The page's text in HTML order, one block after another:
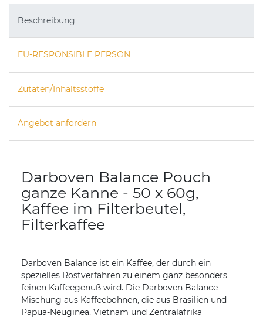
Beschreibung
EU-RESPONSIBLE PERSON
Zutaten/Inhaltsstoffe
Angebot anfordern
Darboven Balance Pouch
ganze Kanne - 50 x 60g,
Kaffee im Filterbeutel,
Filterkaffee
Darboven Balance ist ein Kaffee, der durch ein
spezielles Röstverfahren zu einem ganz besonders
feinen Kaffeegenuß wird. Die Darboven Balance
Mischung aus Kaffeebohnen, die aus Brasilien und
Papua-Neuginea, Vietnam und Zentralafrika